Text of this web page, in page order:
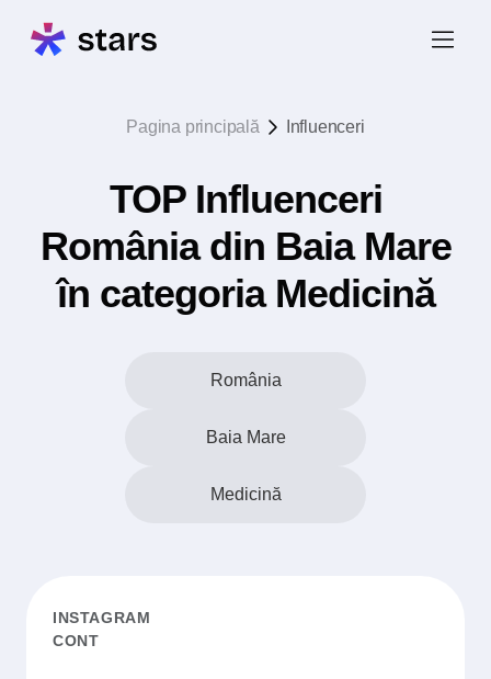
Pagina principală Influenceri
TOP Influenceri
România din Baia Mare
în categoria Medicină
România
Baia Mare
Medicină
INSTAGRAM
CONT